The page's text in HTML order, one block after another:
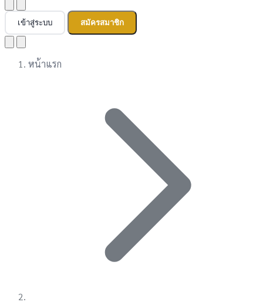
เข้าสู่ระบบ สมัครสมาชิก
หน้าแรก